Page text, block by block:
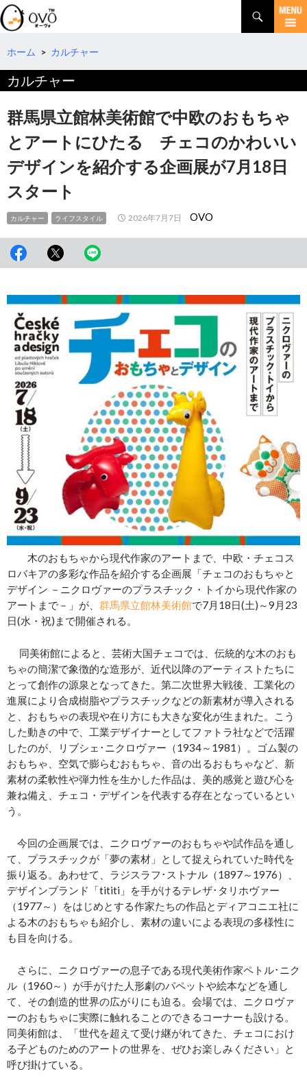
検
索
コ
テ
ツ
へ
移
動
ホーム > カルチャー
カルチャー
群馬県立館林美術館で中欧のおもちゃ
とアートにひたる チェコのかわいい
デザインを紹介する企画展が7月18日
スタート
カルチャー ライフスタイル 2026年7月7日 OVO
木のおもちゃから現代作家のアートまで、中欧・チェコス
ロバキアの多彩な作品を紹介する企画展「チェコのおもちゃと
デザイン －ニクロヴァーのプラスチック・トイから現代作家の
アートまで－」が、 群馬県立館林美術館で7月18日(土)～9月23
日(水・祝)まで開催される。
同美術館によると、芸術大国チェコでは、伝統的な木のおも
ちゃの簡潔で象徴的な造形が、近代以降のアーティストたちに
とって創作の源泉となってきた。第二次世界大戦後、工業化の
進展により合成樹脂やプラスチックなどの新素材が導入される
と、おもちゃの表現や在り方にも大きな変化が生まれた。こう
した動きの中で、工業デザイナーとしてファトラ社などで活躍
したのが、リブシェ･ニクロヴァー（1934～1981）。ゴム製の
おもちゃ、空気で膨らむおもちゃ、音の出るおもちゃなど、新
素材の柔軟性や弾力性を生かした作品は、美的感覚と遊び心を
兼ね備え、チェコ・デザインを代表する存在となっているとい
う。
今回の企画展では、ニクロヴァーのおもちゃや試作品を通し
て、プラスチックが「夢の素材」として捉えられていた時代を
振り返る。あわせて、ラジスラフ･ストナル（1897～1976）、
デザインブランド「tititi」を手がけるテレザ･タリホヴァー
（1977～）をはじめとする作家たちの作品とディアコニエ社に
よる木のおもちゃも紹介し、素材の違いによる表現の多様性に
も目を向ける。
さらに、ニクロヴァーの息子である現代美術作家ペトル･ニク
ル（1960～）が手がけた人形劇のパペットや絵本などを通し
て、その創造的世界の広がりにも迫る。会場では、ニクロヴァ
ーのおもちゃに実際に触れることのできるコーナーも設ける。
同美術館は、「世代を超えて受け継がれてきた、チェコにおけ
る子どものためのアートの世界を、ぜひお楽しみください」と
呼び掛けている。